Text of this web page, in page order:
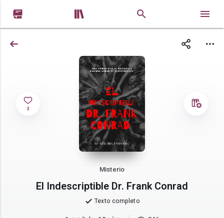
 
3
Misterio
El Indescriptible Dr. Frank Conrad
Texto completo